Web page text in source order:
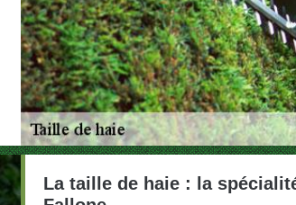
La taille de haie : la